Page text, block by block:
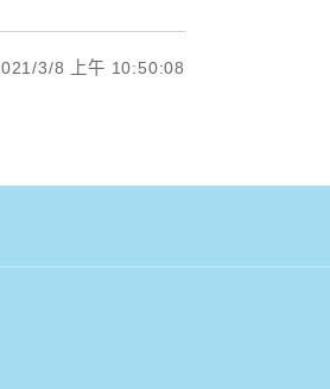
3/8 上午 10:50:08